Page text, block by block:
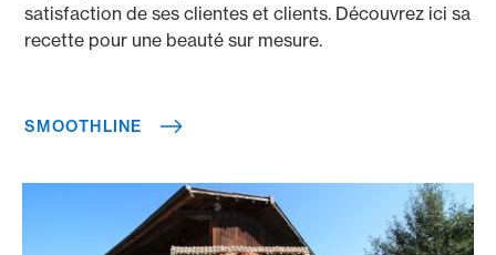
satisfaction de ses clientes et clients. Découvrez ici sa
recette pour une beauté sur mesure.
SMOOTHLINE